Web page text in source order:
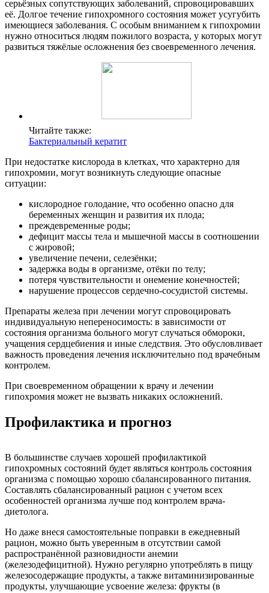
серьёзных сопутствующих заболеваний, спровоцировавших
её. Долгое течение гипохромного состояния может усугубить
имеющиеся заболевания. С особым вниманием к гипохромии
нужно относиться людям пожилого возраста, у которых могут
развиться тяжёлые осложнения без своевременного лечения.
Читайте также:
Бактериальный кератит
При недостатке кислорода в клетках, что характерно для
гипохромии, могут возникнуть следующие опасные
ситуации:
кислородное голодание, что особенно опасно для
беременных женщин и развития их плода;
преждевременные роды;
дефицит массы тела и мышечной массы в соотношении
с жировой;
увеличение печени, селезёнки;
задержка воды в организме, отёки по телу;
потеря чувствительности и онемение конечностей;
нарушение процессов сердечно-сосудистой системы.
Препараты железа при лечении могут спровоцировать
индивидуальную непереносимость: в зависимости от
состояния организма больного могут случаться обмороки,
учащения сердцебиения и иные следствия. Это обусловливает
важность проведения лечения исключительно под врачебным
контролем.
При своевременном обращении к врачу и лечении
гипохромия может не вызвать никаких осложнений.
Профилактика и прогноз
В большинстве случаев хорошей профилактикой
гипохромных состояний будет являться контроль состояния
организма с помощью хорошо сбалансированного питания.
Составлять сбалансированный рацион с учетом всех
особенностей организма лучше под контролем врача-
диетолога.
Но даже внеся самостоятельные поправки в ежедневный
рацион, можно быть уверенным в отсутствии самой
распространённой разновидности анемии
(железодефицитной). Нужно регулярно употреблять в пищу
железосодержащие продукты, а также витаминизированные
продукты, улучшающие усвоение железа: фрукты (в